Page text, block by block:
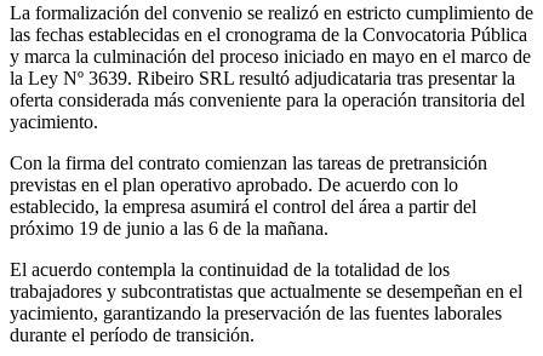
La formalización del convenio se realizó en estricto cumplimiento de
las fechas establecidas en el cronograma de la Convocatoria Pública
y marca la culminación del proceso iniciado en mayo en el marco de
la Ley Nº 3639. Ribeiro SRL resultó adjudicataria tras presentar la
oferta considerada más conveniente para la operación transitoria del
yacimiento.
Con la firma del contrato comienzan las tareas de pretransición
previstas en el plan operativo aprobado. De acuerdo con lo
establecido, la empresa asumirá el control del área a partir del
próximo 19 de junio a las 6 de la mañana.
El acuerdo contempla la continuidad de la totalidad de los
trabajadores y subcontratistas que actualmente se desempeñan en el
yacimiento, garantizando la preservación de las fuentes laborales
durante el período de transición.